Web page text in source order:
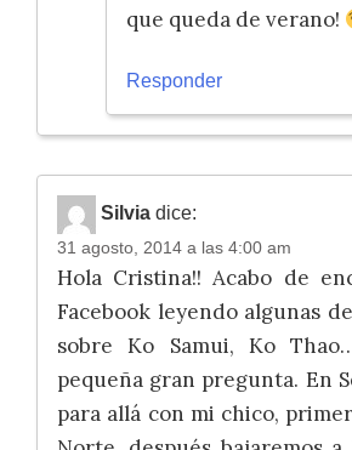
que queda de verano!
Responder
Silvia dice:
31 agosto, 2014 a las 4:00 am
Hola Cristina!! Acabo de
Facebook leyendo algunas
sobre Ko Samui, Ko
pequeña gran pregunta. En
para allá con mi chico,